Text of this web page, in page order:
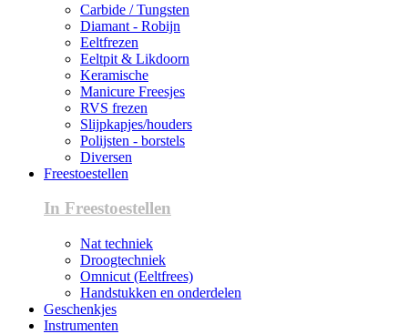
Carbide / Tungsten
Diamant - Robijn
Eeltfrezen
Eeltpit & Likdoorn
Keramische
Manicure Freesjes
RVS frezen
Slijpkapjes/houders
Polijsten - borstels
Diversen
Freestoestellen
In Freestoestellen
Nat techniek
Droogtechniek
Omnicut (Eeltfrees)
Handstukken en onderdelen
Geschenkjes
Instrumenten